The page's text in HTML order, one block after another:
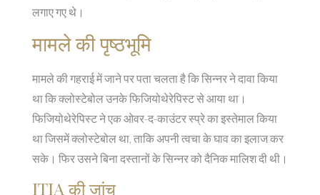
लगाए गए थे।
मामले की पृष्ठभूमि
मामले की गहराई में जाने पर पता चलता है कि सिन्नर ने दावा किया
था कि क्लोस्टेबोल उनके फिजियोथेरेपिस्ट से आया था।
फिजियोथेरेपिस्ट ने एक ओवर-द-काउंटर स्प्रे का इस्तेमाल किया
था जिसमें क्लोस्टेबोल था, ताकि अपनी त्वचा के घाव का इलाज कर
सके। फिर उसने बिना दस्तानों के सिन्नर को दैनिक मालिश दी थी।
ITIA की जांच